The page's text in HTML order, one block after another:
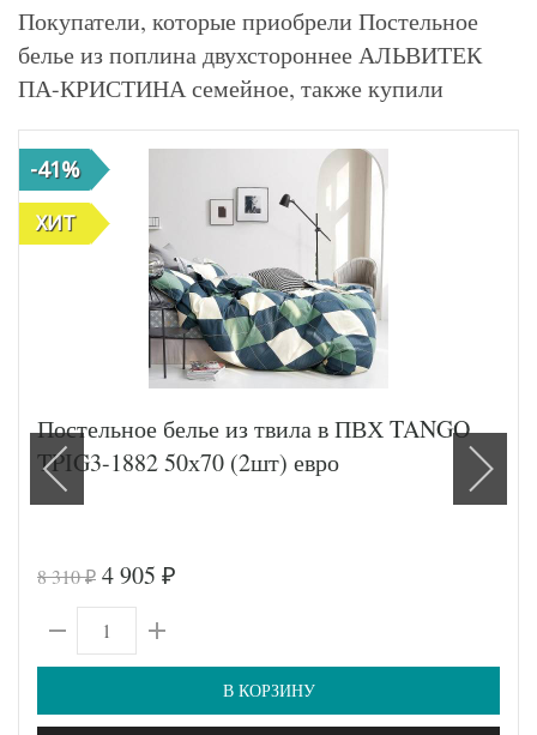
Покупатели, которые приобрели Постельное
белье из поплина двухстороннее АЛЬВИТЕК
ПА-КРИСТИНА семейное, также купили
-41%
ХИТ
Постельное белье из твила в ПВХ TANGO
TPIG3-1882 50х70 (2шт) евро
8 310₽ 4 905 ₽
В КОРЗИНУ